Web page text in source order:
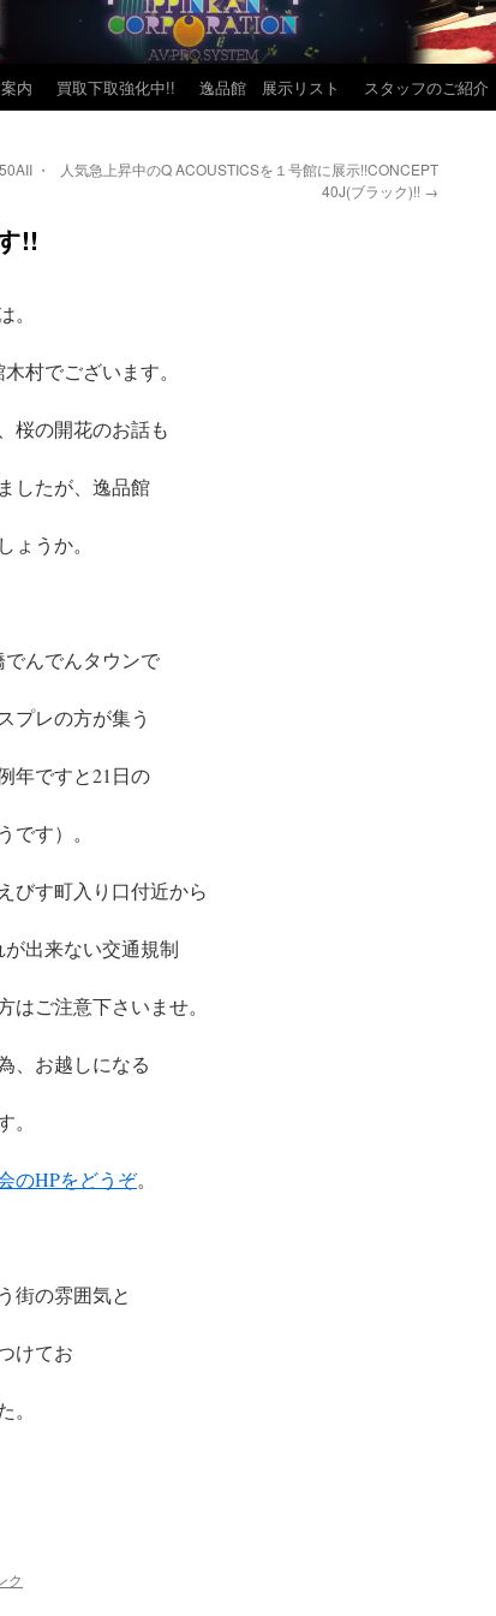
内 買取下取強化中!! 逸品館 展示リスト スタッフのご紹介
・
人気急上昇中のQ ACOUSTICSを１号館に展示!!CONCEPT
40J(ブラック)!! →
!!
村でございます。
桜の開花のお話も
したが、逸品館
うか。
んでんタウンで
プレの方が集う
年ですと21日の
です）。
びす町入り口付近から
出来ない交通規制
ご注意下さいませ。
、お越しになる
のHPをどうぞ。
街の雰囲気と
けてお
ク